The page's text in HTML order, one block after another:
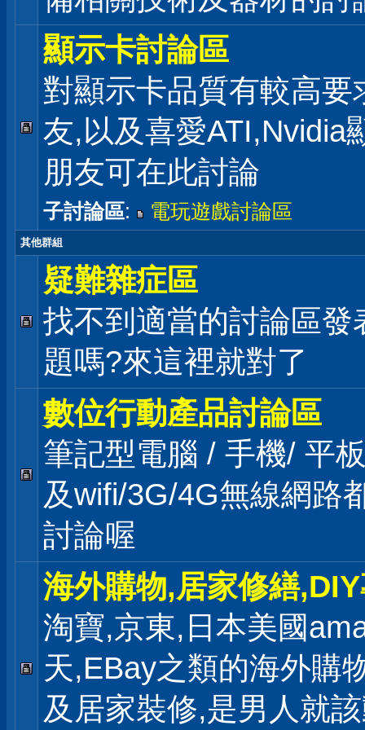
顯示卡討論區
對顯示卡品質有較高要
友,以及喜愛ATI,Nvidia
朋友可在此討論
子討論區: 電玩遊戲討論區
其他群組
疑難雜症區
找不到適當的討論區發
題嗎?來這裡就對了
數位行動產品討論區
筆記型電腦 / 手機/ 平
及wifi/3G/4G無線網路
討論喔
海外購物,居家修繕
淘寶,京東,日本美國
天,EBay之類的海外購
及居家裝修,是男人就